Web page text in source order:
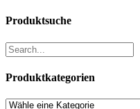
Produktsuche
Produktkategorien